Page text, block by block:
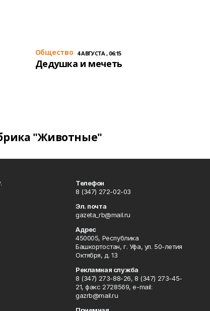
Общество 4 АВГУСТА , 06:15
Дедушка и мечеть
"Животные"
Телефон
8 (347) 272-02-03
Эл. почта
gazeta_rb@mail.ru
Адрес
450005, Республика
Башкортостан, г. Уфа, ул. 50-летия
Октября, д. 13
Рекламная служба
8 (347) 273-88-26, 8 (347) 273-45-
21, факс 2728569, e-mail:
gazrb@mail.ru